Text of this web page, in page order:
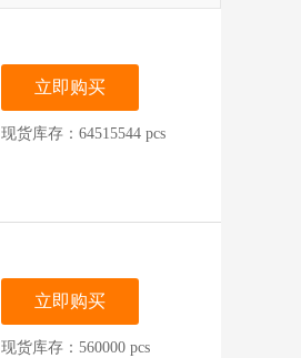
立即购买
现货库存：64515544 pcs
立即购买
现货库存：560000 pcs